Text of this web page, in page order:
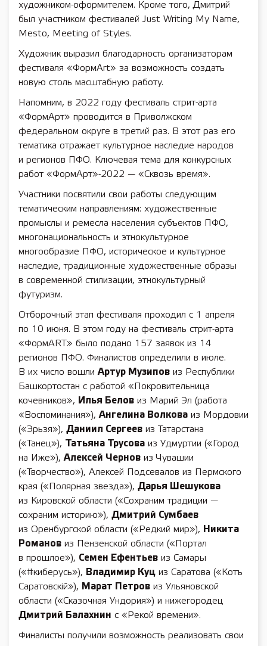
художником-оформителем. Кроме того, Дмитрий
был участником фестивалей Just Writing My Name,
Mesto, Meeting of Styles.
Художник выразил благодарность организаторам
фестиваля «ФормArt» за возможность создать
новую столь масштабную работу.
Напомним, в 2022 году фестиваль стрит-арта
«ФормАрт» проводится в Приволжском
федеральном округе в третий раз. В этот раз его
тематика отражает культурное наследие народов
и регионов ПФО. Ключевая тема для конкурсных
работ «ФормАрт»-2022 — «Сквозь время».
Участники посвятили свои работы следующим
тематическим направлениям: художественные
промыслы и ремесла населения субъектов ПФО,
многонациональность и этнокультурное
многообразие ПФО, историческое и культурное
наследие, традиционные художественные образы
в современной стилизации, этнокультурный
футуризм.
Отборочный этап фестиваля проходил с 1 апреля
по 10 июня. В этом году на фестиваль стрит-арта
«ФормART» было подано 157 заявок из 14
регионов ПФО. Финалистов определили в июле.
В их число вошлиАртур Музипов из Республики
Башкортостан с работой «Покровительница
кочевников», Илья Белов из Марий Эл (работа
«Воспоминания»),Ангелина Волкова из Мордовии
(«Эрьзя»), Даниил Сергеев из Татарстана
(«Танец»),
Татьяна Трусова из Удмуртии («Город
на Иже»),Алексей Чернов из Чувашии
(«Творчество»), Алексей Подсевалов из Пермского
края («Полярная звезда»), Дарья Шешукова
из Кировской области («Сохраним традиции —
сохраним историю»), Дмитрий Сумбаев
из Оренбургской области («Редкий мир»), Никита
Романов из Пензенской области («Портал
в прошлое»), Семен Ефентьев из Самары
(«#киберусь»), Владимир Куц из Саратова («Котъ
Саратовскiй»), Марат Петров из Ульяновской
области («Сказочная Ундория») и нижегородец
Дмитрий Балахнин с «Рекой времени».
Финалисты получили возможность реализовать свои